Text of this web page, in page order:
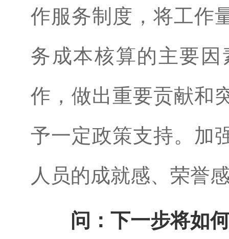
作服务制度，将工作
务成本核算的主要
作，做出重要贡献和
予一定政策支持。加
人员的成就感、荣誉
问：下一步将如